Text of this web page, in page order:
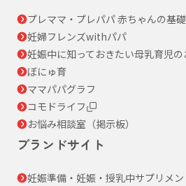
プレママ・プレパパ 赤ちゃんの基
妊婦フレンズwithパパ
妊娠中に知っておきたい母乳育児の
ぼにゅ育
ママパパグラフ
コモドライフ
お悩み相談室（掲示板）
ブランドサイト
妊娠準備・妊娠・授乳中サプリメン